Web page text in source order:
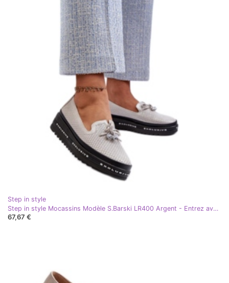
Step in style
Step in style Mocassins Modèle S.Barski LR400 Argent - Entrez avec style gris
67,67 €